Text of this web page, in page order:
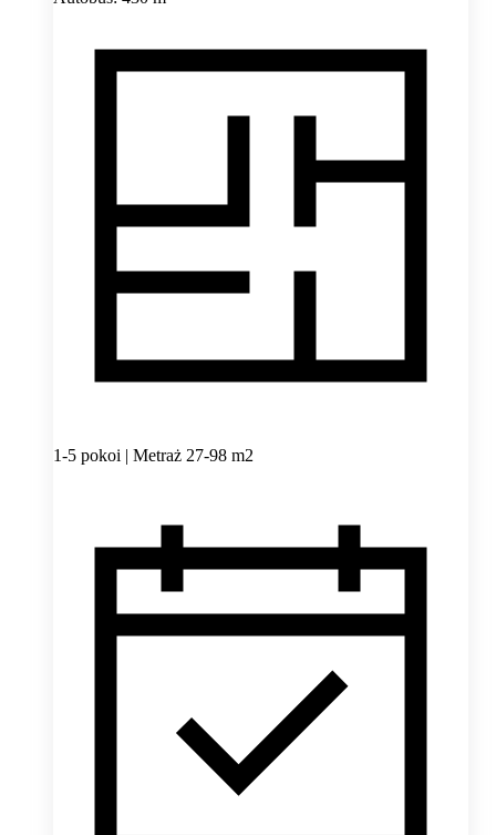
1-5 pokoi | Metraż 27-98 m2